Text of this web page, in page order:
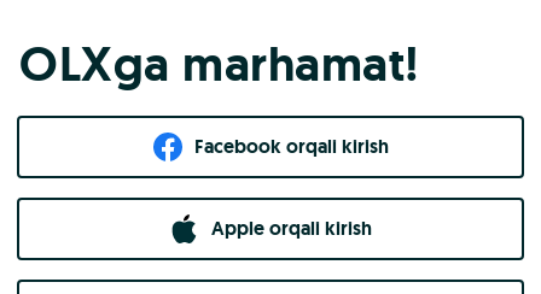
OLXga marhamat!
Facebook orqali kirish​
Apple orqali kirish